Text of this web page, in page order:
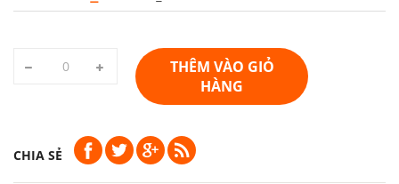
THÊM VÀO GIỎ
HÀNG
CHIA SẺ